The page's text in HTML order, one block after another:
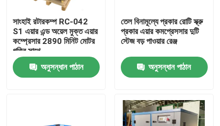
সাংহাই রটারকম্প RC-042
S1 এয়ার এন্ড অয়েল মুক্ত এয়ার
কম্প্রেসার 2890 মিনিট মোটর
গতির সাথে
অনুসন্ধান পাঠান
তেল বিনামূল্যে প্রকার রোটি স্ক্রু
প্রকার এয়ার কমপ্রেসসার দুটি
স্টেজ বড় পাওয়ার রেঞ্জ
অনুসন্ধান পাঠান